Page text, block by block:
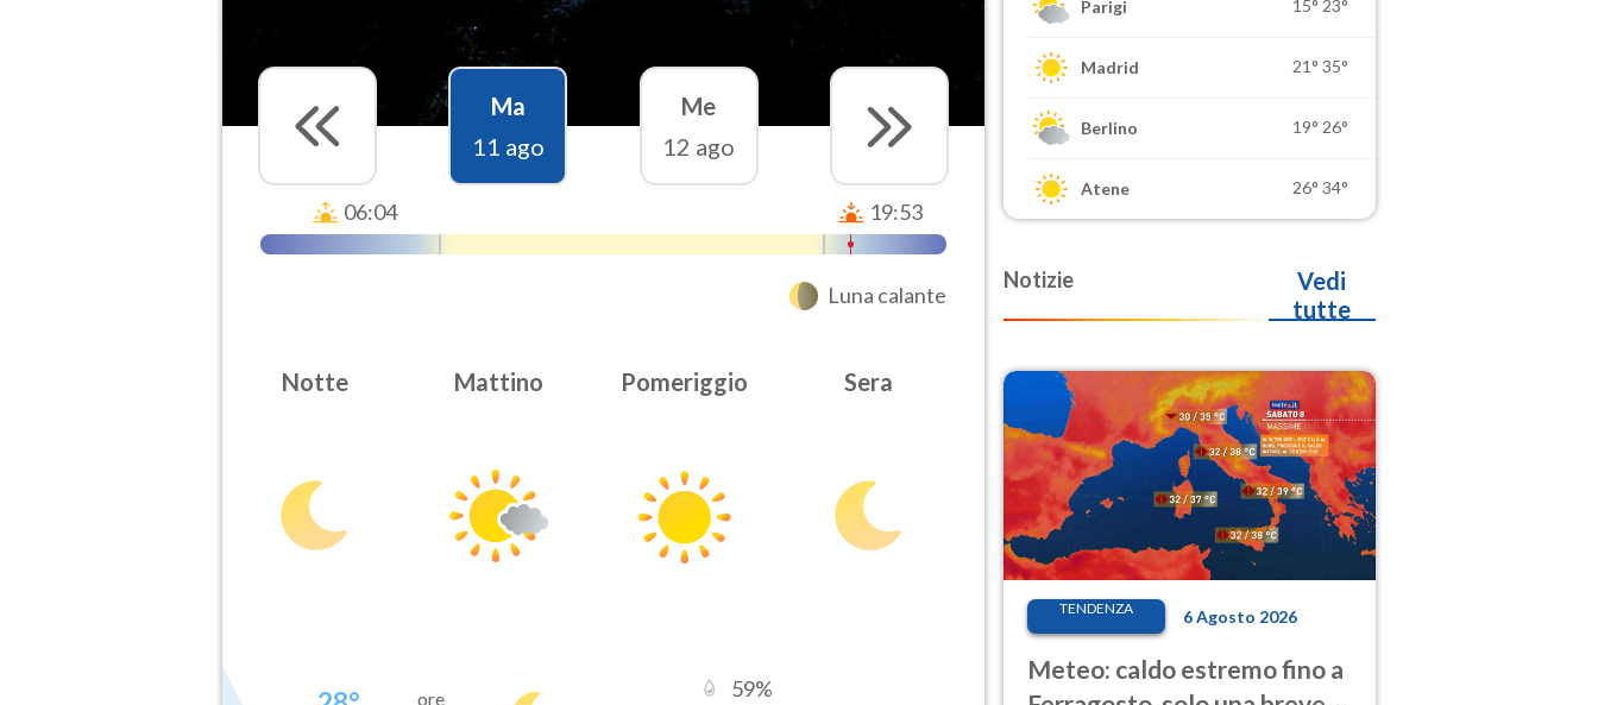
Ma
11 ago
Me
12 ago
06:04 19:53
Luna calante
Notte Mattino Pomeriggio Sera
ore 59%
Parigi 15° 23°
Madrid 21° 35°
Berlino 19° 26°
Atene 26° 34°
Notizie
Vedi
tutte
TENDENZA 6 Agosto 2026
Meteo: caldo estremo fino a